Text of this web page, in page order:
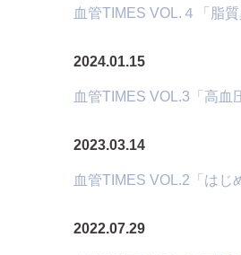
血管TIMES VOL.４「脂質
2024.01.15
血管TIMES VOL.3「高血
2023.03.14
血管TIMES VOL.2「はじ
2022.07.29